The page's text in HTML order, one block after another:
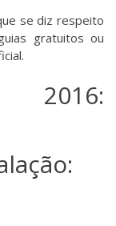
se diz respeito
gratuitos ou
2016: